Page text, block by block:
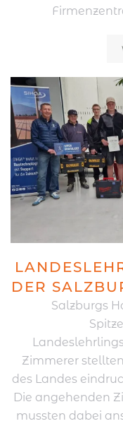
DER
Salzburgs
Zimmerer
des Landes
Die angehenden
mussten dabei